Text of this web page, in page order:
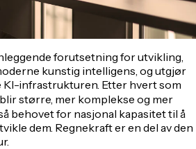
forutsetning for utvikling,
kunstig intelligens, og utgjør
KI-infrastrukturen. Etter hvert som
større, mer komplekse og mer
behovet for nasjonal kapasitet til å
dem. Regnekraft er en del av den